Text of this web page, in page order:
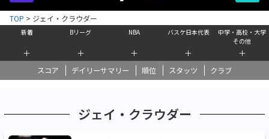
新着
＋
Bリーグ
＋
NBA
＋
バスケ日本代表
＋
中学・高校・大学
その他
＋
スコア デイリーサマリー 順位 スタッツ クラブ
TOP > ジェイ・クラウダー
ジェイ・クラウダー